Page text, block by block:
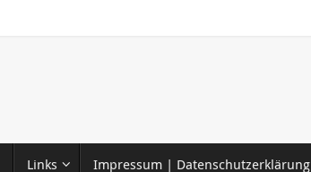
Links Impressum | Datenschutzerklärung